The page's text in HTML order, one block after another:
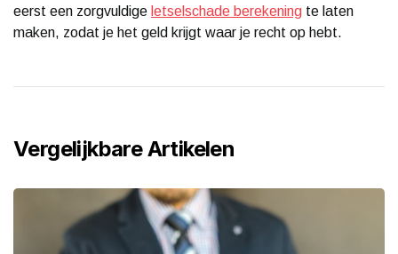
eerst een zorgvuldige letselschade berekening te laten
maken, zodat je het geld krijgt waar je recht op hebt.
Vergelijkbare Artikelen